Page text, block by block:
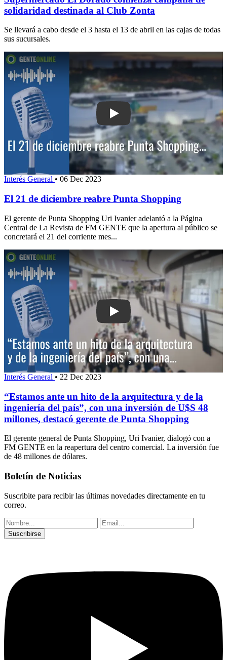
solidaridad destinada al Club Zonta
Se llevará a cabo desde el 3 hasta el 13 de abril en las cajas de todas
sus sucursales.
Play: El 21 de diciembre reabre Punta
Interés General • 06 Dec 2023
El 21 de diciembre reabre Punta Shopping
El gerente de Punta Shopping Uri Ivanier adelantó a la Página
Central de La Revista de FM GENTE que la apertura al público se
concretará el 21 del corriente mes...
Play: “Estamos ante un hito de la
Interés General • 22 Dec 2023
“Estamos ante un hito de la arquitectura y de la
ingeniería del país”, con una inversión de U$S 48
millones, destacó gerente de Punta Shopping
El gerente general de Punta Shopping, Uri Ivanier, dialogó con a
FM GENTE en la reapertura del centro comercial. La inversión fue
de 48 millones de dólares.
Boletín de Noticias
Suscribite para recibir las últimas novedades directamente en tu
correo.
Suscribirse